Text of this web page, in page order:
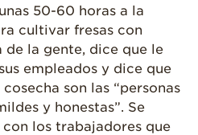
50-60 horas a la
cultivar fresas con
de la gente, dice que le
empleados y dice que
son las “personas
y honestas”. Se
los trabajadores que